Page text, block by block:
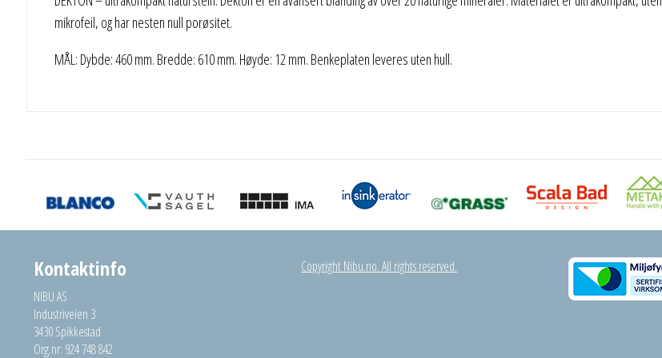
mikrofeil, og har nesten null porøsitet.
MÅL: Dybde: 460 mm. Bredde: 610 mm. Høyde: 12 mm. Benkeplaten leveres uten hull.
Kontaktinfo
NIBU AS
Industriveien 3
3430 Spikkestad
Org.nr: 924 748 842
Copyright Nibu.no. All rights reserved.